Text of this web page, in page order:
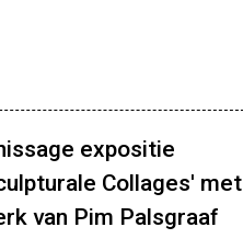
expositie
Collages' met
van Pim Palsgraaf